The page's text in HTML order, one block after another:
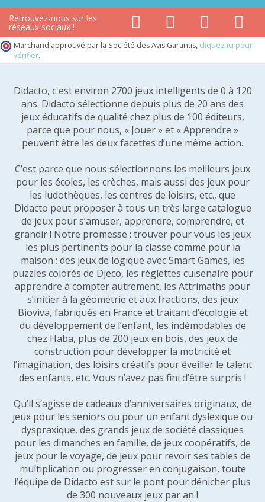
Retrouvez-nous sur les
réseaux sociaux !
Marchand approuvé par la Société des Avis Garantis, cliquez ici pour
vérifier.
Didacto, c'est environ 2700 jeux intelligents de 0 à 120
ans. Didacto sélectionne depuis plus de 20 ans des
jeux éducatifs de qualité chez plus de 100 éditeurs,
parce que pour nous, « Jouer » et « Apprendre »
peuvent être les deux facettes d’une même action.
C’est parce que nous sélectionnons les meilleurs jeux
pour les écoles, les crèches, mais aussi des jeux pour
les ludothèques, les centres de loisirs, etc., que
Didacto peut proposer à tous un très large catalogue
de jeux pour s’amuser, apprendre, comprendre, et
grandir ! Notre promesse : trouver pour vous les jeux
les plus pertinents pour la classe comme pour la
maison : des jeux de logique avec Smart Games, les
puzzles colorés de Djeco, les réglettes cuisenaire pour
apprendre à compter autrement, les Attrimaths pour
s’initier à la géométrie et aux fractions, des jeux
Bioviva, fabriqués en France et traitant d’écologie et
du développement de l’enfant, les indémodables de
chez Haba, plus de 200 jeux en bois, des jeux de
construction pour développer la motricité et
l’imagination, des loisirs créatifs pour éveiller le talent
des enfants, etc. Vous n’avez pas fini d’être surpris !
Qu’il s’agisse de cadeaux d’anniversaires originaux, de
jeux pour les seniors ou pour un enfant dyslexique ou
dyspraxique, des grands jeux de société classiques
pour les dimanches en famille, de jeux coopératifs, de
jeux pour le voyage, de jeux pour revoir ses tables de
multiplication ou progresser en conjugaison, toute
l’équipe de Didacto est sur le pont pour dénicher plus
de 300 nouveaux jeux par an !